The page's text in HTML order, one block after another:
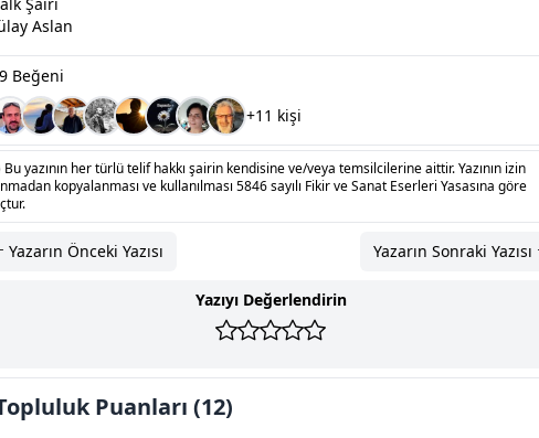
Aslan
Beğeni
+11 kişi
Bu yazının her türlü telif hakkı şairin kendisine ve/veya temsilcilerine aittir. Yazının izin
kopyalanması ve kullanılması 5846 sayılı Fikir ve Sanat Eserleri Yasasına göre
Yazarın Önceki Yazısı Yazarın Sonraki Yazısı
Yazıyı Değerlendirin
Puanları (12)